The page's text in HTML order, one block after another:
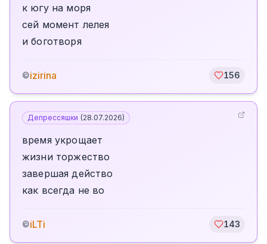
к югу на моря
сей момент лелея
и боготворя
©izirina 156
Депрессяшки (28.07.2026)
время укрощает
жизни торжество
завершая действо
как всегда не во
©iLTi 143